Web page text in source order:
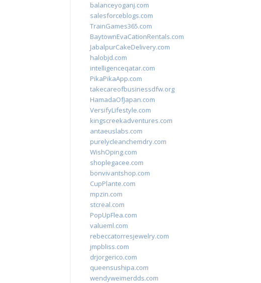
balanceyoganj.com
salesforceblogs.com
TrainGames365.com
BaytownEvaCationRentals.com
JabalpurCakeDelivery.com
halobjd.com
intelligenceqatar.com
PikaPikaApp.com
takecareofbusinessdfw.org
HamadaOfJapan.com
VersifyLifestyle.com
kingscreekadventures.com
antaeuslabs.com
purelycleanchemdry.com
WishOping.com
shoplegacee.com
bonvivantshop.com
CupPlante.com
mpzin.com
stcreal.com
PopUpFlea.com
valueml.com
rebeccatorresjewelry.com
jmpbliss.com
drjorgerico.com
queensushipa.com
wendyweimerdds.com